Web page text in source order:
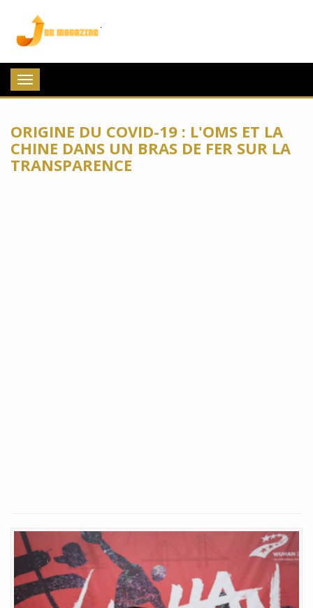
Toggle
navigation
ORIGINE DU COVID-19 : L'OMS ET LA
CHINE DANS UN BRAS DE FER SUR LA
TRANSPARENCE